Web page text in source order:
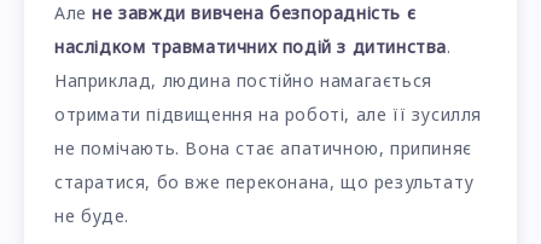
Алене завжди вивчена безпорадність є
наслідком травматичних подій з дитинства.
Наприклад, людина постійно намагається
отримати підвищення на роботі, але її зусилля
не помічають. Вона стає апатичною, припиняє
старатися, бо вже переконана, що результату
не буде.